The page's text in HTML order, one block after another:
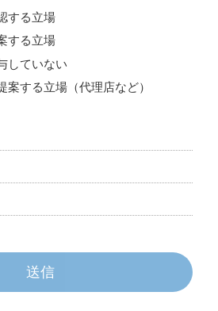
。 ただし、内容により開示等に応
ます。
て
への回答として送信する電子メー
てにお送りするものですので、
全部を転載、二次利用、ソーシ
管理者は、以下の通りです。
TOPPANホールディングス株式会社
ティ管理責任者
する立場
する立場
していない
案する立場（代理店など）
送信